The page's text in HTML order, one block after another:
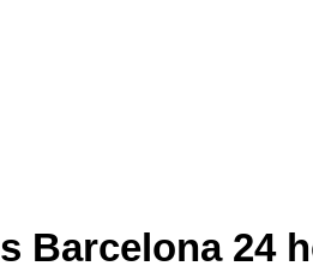
Barcelona 24